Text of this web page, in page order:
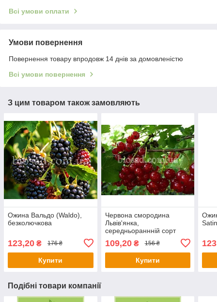
Всі умови оплати
Умови повернення
Повернення товару впродовж 14 днів за домовленістю
Всі умови повернення
З цим товаром також замовляють
Ожина Вальдо (Waldo),
безколючкова
123,20 ₴ 176 ₴
Купити
Червона смородина
Львів'янка,
середньораннній сорт
109,20₴ 156 ₴
Купити
Подібні товари компанії